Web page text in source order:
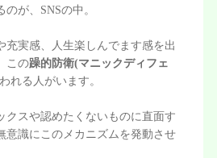
が、SNSの中。
充実感、人生楽しんでます感を出
この躁的防衛(マニックディフェ
れる人がいます。
クスや認めたくないものに直面す
意識にこのメカニズムを発動させ